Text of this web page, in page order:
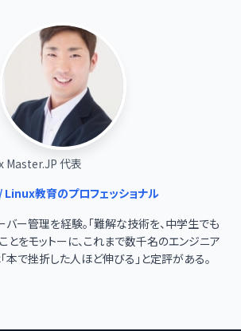
Master.JP 代表
教育のプロフェッショナル
ー管理を経験。「難解な技術を、中学生でも
とをモットーに、これまで数千名のエンジニア
本で挫折した人ほど伸びる」と定評がある。